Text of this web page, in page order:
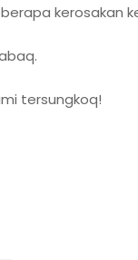
kerosakan
tersungkoq!